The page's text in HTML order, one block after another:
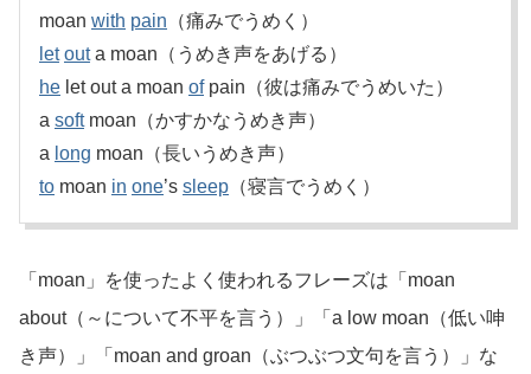
moan with pain （痛みでうめく）
let outa moan（うめき声をあげる）
he let out a moan ofpain（彼は痛みでうめいた）
a softmoan（かすかなうめき声）
a long moan（長いうめき声）
to moan in one’s sleep （寝言でうめく）
「moan」を使ったよく使われるフレーズは「moan
about（～について不平を言う）」「a low moan（低い呻
き声）」「moan and groan（ぶつぶつ文句を言う）」な